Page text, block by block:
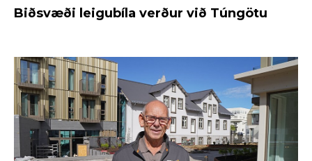
Biðsvæði leigubíla verður við Túngötu